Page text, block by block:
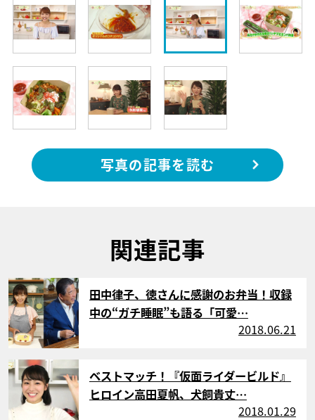
写真の記事を読む
関連記事
サムネイル
田中律子、徳さんに感謝のお弁当！収録
中の“ガチ睡眠”も語る「可愛…
2018.06.21
サムネイル
ベストマッチ！『仮面ライダービルド』
ヒロイン高田夏帆、犬飼貴丈…
2018.01.29